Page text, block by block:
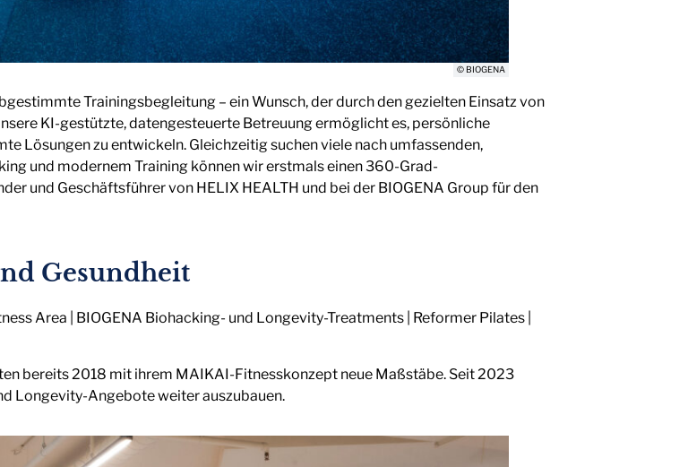
© BIOGENA
Trainingsbegleitung – ein Wunsch, der durch den gezielten Einsatz von
KI-gestützte, datengesteuerte Betreuung ermöglicht es, persönliche
Lösungen zu entwickeln. Gleichzeitig suchen viele nach umfassenden,
und modernem Training können wir erstmals einen 360-Grad-
und Geschäftsführer von HELIX HEALTH und bei der BIOGENA Group für den
Gesundheit
Area | BIOGENA Biohacking- und Longevity-Treatments | Reformer Pilates |
bereits 2018 mit ihrem MAIKAI-Fitnesskonzept neue Maßstäbe. Seit 2023
Longevity-Angebote weiter auszubauen.